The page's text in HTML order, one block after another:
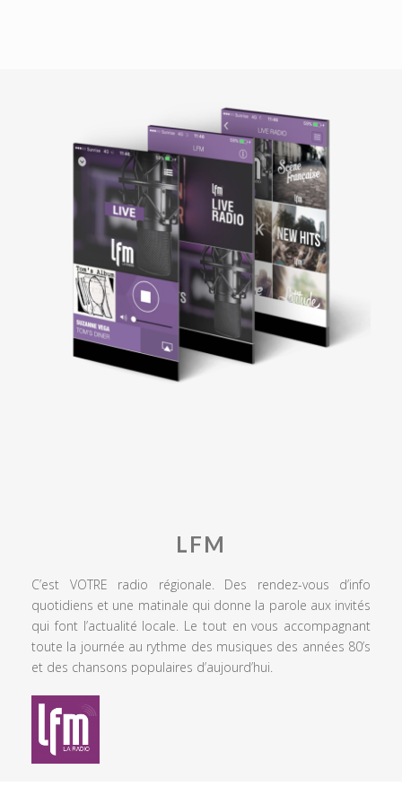
LFM
C’est VOTRE radio régionale. Des rendez-vous d’info
quotidiens et une matinale qui donne la parole aux invités
qui font l’actualité locale. Le tout en vous accompagnant
toute la journée au rythme des musiques des années 80’s
et des chansons populaires d’aujourd’hui.